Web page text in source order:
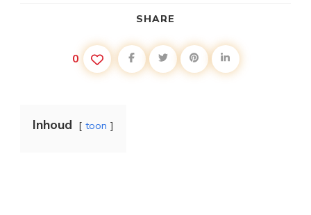
SHARE
0
Inhoud toon